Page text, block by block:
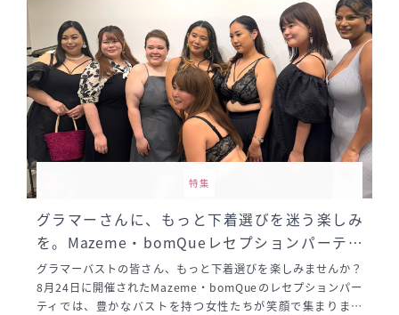
特集
グラマーさんに、もっと下着選びを迷う楽しみ
を。Mazeme・bomQueレセプションパーティ
ーレポート
グラマーバストの皆さん、もっと下着選びを楽しみませんか？
8月24日に開催されたMazeme・bomQueのレセプションパー
ティでは、豊かなバストを持つ女性たちが笑顔で集まりまし